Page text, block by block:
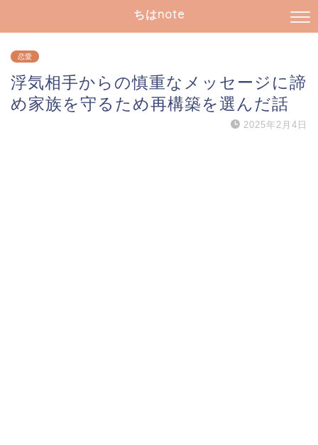
ちはnote
恋愛
浮気相手からの慎重なメッセージに諦
め家族を守るため再構築を選んだ話
2025年2月4日